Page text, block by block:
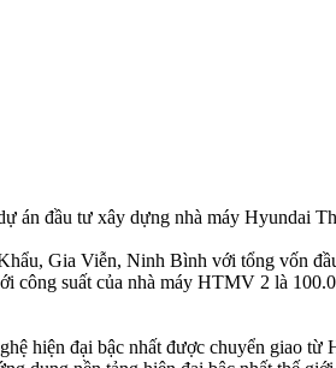
án đầu tư xây dựng nhà máy
Gia Viễn, Ninh Bình với tổng vốn
công suất của nhà máy HTMV 2 là
hiện đại bậc nhất được chuyển giao